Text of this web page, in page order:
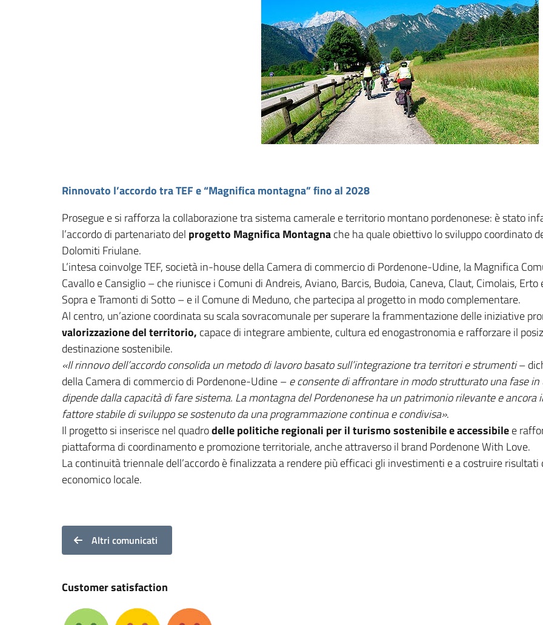
Rinnovato l’accordo tra TEF e “Magnifica montagna” fino al 2028
Prosegue e si rafforza la collaborazione tra sistema camerale e territorio montano pordenonese: è stato
l’accordo di partenariato del progetto Magnifica Montagnache ha quale obiettivo lo sviluppo coordinato
Dolomiti Friulane.
L’intesa coinvolge TEF, società in-house della Camera di commercio di Pordenone-Udine, la Magnifica
Cavallo e Cansiglio – che riunisce i Comuni di Andreis, Aviano, Barcis, Budoia, Caneva, Claut, Cimolais,
Sopra e Tramonti di Sotto – e il Comune di Meduno, che partecipa al progetto in modo complementare.
Al centro, un’azione coordinata su scala sovracomunale per superare la frammentazione delle iniziative
valorizzazione del territorio, capace di integrare ambiente, cultura ed enogastronomia e rafforzare il
destinazione sostenibile.
«Il rinnovo dell’accordo consolida un metodo di lavoro basato sull’integrazione tra territori e strumenti–
della Camera di commercio di Pordenone-Udine –e consente di affrontare in modo strutturato una fase
dipende dalla capacità di fare sistema. La montagna del Pordenonese ha un patrimonio rilevante e
fattore stabile di sviluppo se sostenuto da una programmazione continua e condivisa».
Il progetto si inserisce nel quadrodelle politiche regionali per il turismo sostenibile e accessibilee
piattaforma di coordinamento e promozione territoriale, anche attraverso il brand Pordenone With Love.
La continuità triennale dell’accordo è finalizzata a rendere più efficaci gli investimenti e a costruire
economico locale.
Altri comunicati
Customer satisfaction